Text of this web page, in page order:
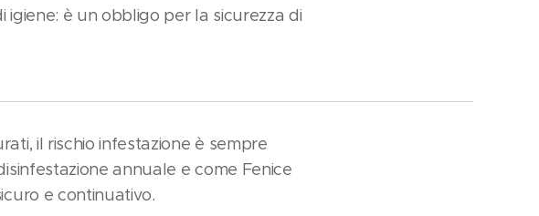
è un obbligo per la sicurezza di
il rischio infestazione è sempre
annuale e come Fenice
e continuativo.